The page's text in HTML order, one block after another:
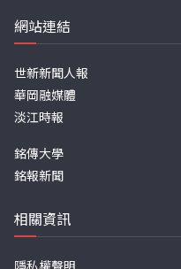
網站連結
世新新聞人報
華岡融媒體
淡江時報
銘傳大學
銘報新聞
相關資訊